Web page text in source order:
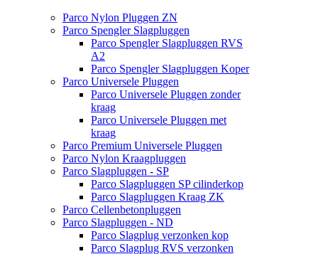
Parco Nylon Pluggen ZN
Parco Spengler Slagpluggen
Parco Spengler Slagpluggen RVS
A2
Parco Spengler Slagpluggen Koper
Parco Universele Pluggen
Parco Universele Pluggen zonder
kraag
Parco Universele Pluggen met
kraag
Parco Premium Universele Pluggen
Parco Nylon Kraagpluggen
Parco Slagpluggen - SP
Parco Slagpluggen SP cilinderkop
Parco Slagpluggen Kraag ZK
Parco Cellenbetonpluggen
Parco Slagpluggen - ND
Parco Slagplug verzonken kop
Parco Slagplug RVS verzonken